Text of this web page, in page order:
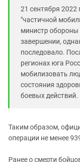
21 сентября
"частичной
министр обороны
завершении,
последовало.
регионах юга
мобилизовать
состояния
боевых действий.
Таким образом,
операции не менее
Ранее о смерти